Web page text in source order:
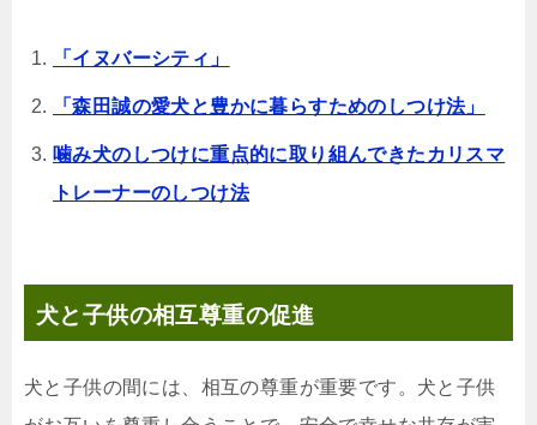
「イヌバーシティ」
「森田誠の愛犬と豊かに暮らすためのしつけ法」
噛み犬のしつけに重点的に取り組んできたカリスマ
トレーナーのしつけ法
犬と子供の相互尊重の促進
犬と子供の間には、相互の尊重が重要です。犬と子供